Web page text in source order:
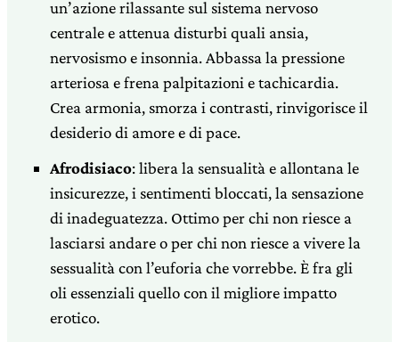
un’azione rilassante sul sistema nervoso
centrale e attenua disturbi quali ansia,
nervosismo e insonnia. Abbassa la pressione
arteriosa e frena palpitazioni e tachicardia.
Crea armonia, smorza i contrasti, rinvigorisce il
desiderio di amore e di pace.
Afrodisiaco: libera la sensualità e allontana le
insicurezze, i sentimenti bloccati, la sensazione
di inadeguatezza. Ottimo per chi non riesce a
lasciarsi andare o per chi non riesce a vivere la
sessualità con l’euforia che vorrebbe. È fra gli
oli essenziali quello con il migliore impatto
erotico.